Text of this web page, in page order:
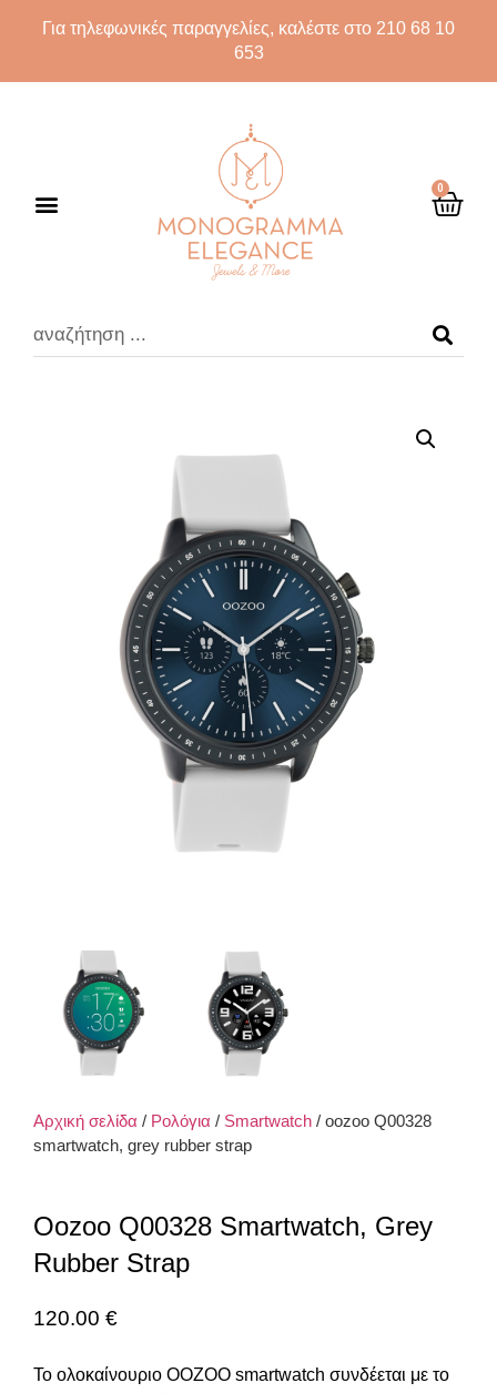
Για τηλεφωνικές παραγγελίες, καλέστε στο 210 68 10
653
0
Αρχική σελίδα / Ρολόγια / Smartwatch / oozoo Q00328
smartwatch, grey rubber strap
Oozoo Q00328 Smartwatch, Grey
Rubber Strap
120.00 €
Το ολοκαίνουριο OOZOO smartwatch συνδέεται με το